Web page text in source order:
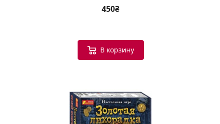
450₴
В корзину